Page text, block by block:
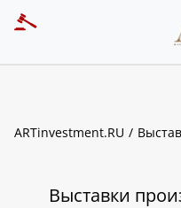
ARTinvestment.RU
Выставки